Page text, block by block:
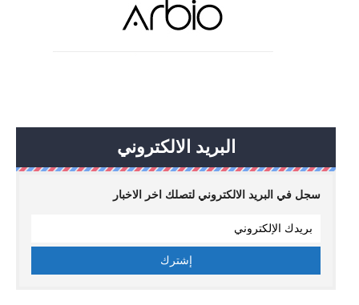
البريد الالكتروني
سجل في البريد الالكتروني لتصلك اخر الاخبار